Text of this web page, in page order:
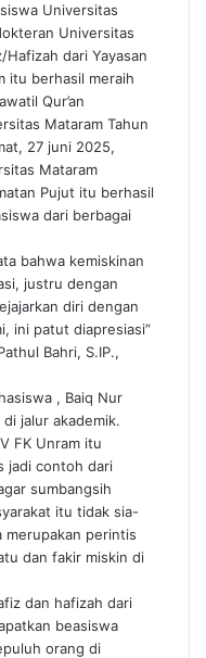
Universitas
Universitas
dari Yayasan
itu berhasil meraih
Qur’an
Mataram Tahun
27 juni 2025,
Mataram
Pujut itu berhasil
dari berbagai
bahwa kemiskinan
justru dengan
diri dengan
ini patut diapresiasi”
Bahri, S.IP.,
, Baiq Nur
jalur akademik.
FK Unram itu
jadi contoh dari
sumbangsih
itu tidak sia-
merupakan perintis
dan fakir miskin di
dan hafizah dari
beasiswa
orang di